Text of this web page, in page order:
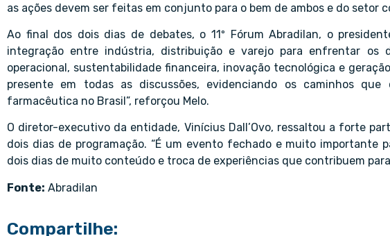
as ações devem ser feitas em conjunto para o bem de ambos e do setor
Ao final dos dois dias de debates, o 11º Fórum Abradilan, o
integração entre indústria, distribuição e varejo para enfrentar os
operacional, sustentabilidade financeira, inovação tecnológica e
presente em todas as discussões, evidenciando os caminhos
farmacêutica no Brasil”, reforçou Melo.
O diretor-executivo da entidade, Vinícius Dall’Ovo, ressaltou a forte
dois dias de programação. “É um evento fechado e muito importante
dois dias de muito conteúdo e troca de experiências que contribuem
Fonte: Abradilan
Compartilhe: